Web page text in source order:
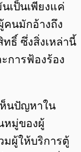
เป็นเพียงแค่
คนมักอ้างถึง
ธิ์ ซึ่งสิ่งเหล่านี้
การฟ้องร้อง
ห็นปัญหาใน
หมู่ของผู้
มผู้ให้บริการตู้